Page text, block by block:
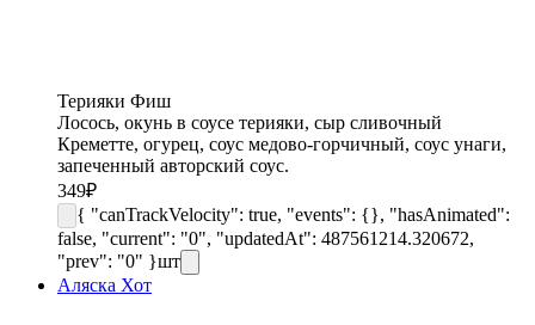
Терияки Фиш
Лосось, окунь в соусе терияки, сыр сливочный
Креметте, огурец, соус медово-горчичный, соус унаги,
запеченный авторский соус.
349₽
{ "canTrackVelocity": true, "events": {}, "hasAnimated":
false, "current": "0", "updatedAt": 487561214.320672,
"prev": "0" }шт
Аляска Хот